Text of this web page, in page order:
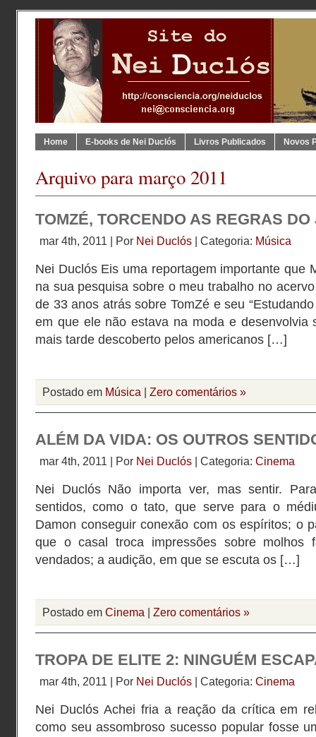
Home E-books de Nei Duclós Livros Publicados Novos
Arquivo para março 2011
TOMZÉ, TORCENDO AS REGRAS DO
mar 4th, 2011 | Por Nei Duclós | Categoria: Música
Nei Duclós Eis uma reportagem importante que
na sua pesquisa sobre o meu trabalho no
de 33 anos atrás sobre TomZé e seu
em que ele não estava na moda e desenvolvia
mais tarde descoberto pelos americanos […]
Postado em Música | Zero comentários »
ALÉM DA VIDA: OS OUTROS
mar 4th, 2011 | Por Nei Duclós | Categoria: Cinema
Nei Duclós Não importa ver, mas sentir.
sentidos, como o tato, que serve para o
Damon conseguir conexão com os espíritos; o
que o casal troca impressões sobre molhos
vendados; a audição, em que se escuta os […]
Postado em Cinema | Zero comentários »
TROPA DE ELITE 2: NINGUÉM
mar 4th, 2011 | Por Nei Duclós | Categoria: Cinema
Nei Duclós Achei fria a reação da crítica em
como seu assombroso sucesso popular fosse